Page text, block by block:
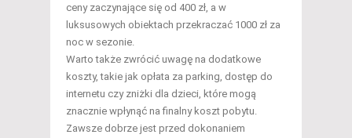
ceny zaczynające się od 400 zł, a w
luksusowych obiektach przekraczać 1000 zł za
noc w sezonie.
Warto także zwrócić uwagę na dodatkowe
koszty, takie jak opłata za parking, dostęp do
internetu czy zniżki dla dzieci, które mogą
znacznie wpłynąć na finalny koszt pobytu.
Zawsze dobrze jest przed dokonaniem